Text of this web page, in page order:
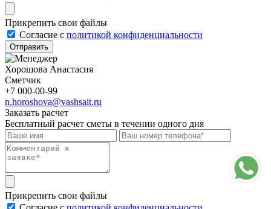
Прикрепить свои файлы
Cогласие с политикой конфиденциальности
Отправить
Хорошова Анастасия
Сметчик
+7 000-00-99
n.horoshova@vashsait.ru
Заказать расчет
Бесплатный расчет сметы в течении одного дня
Прикрепить свои файлы